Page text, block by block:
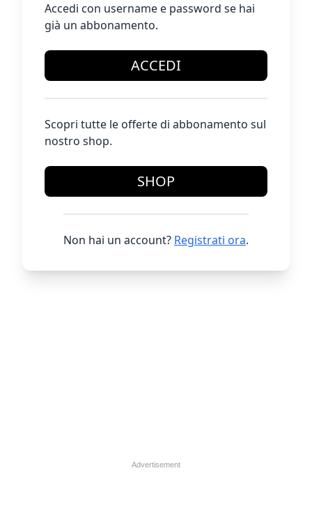
Accedi con username e password se hai
già un abbonamento.
ACCEDI
Scopri tutte le offerte di abbonamento sul
nostro shop.
SHOP
Non hai un account? Registrati ora.